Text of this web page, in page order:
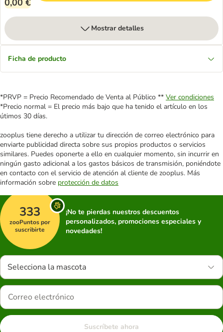
0,00 €
Mostrar detalles
Ficha de producto
*PRVP = Precio Recomendado de Venta al Público ** Ver condiciones
*Precio normal = El precio más bajo que ha tenido el artículo en los
útimos 30 días.
zooplus tiene derecho a utilizar tu dirección de correo electrónico para
enviarte publicidad directa sobre sus propios productos o servicios
similares. Puedes oponerte a ello en cualquier momento, sin incurrir en
ningún gasto adicional a los gastos básicos de transmisión, poniéndote
en contacto con el servicio de atención al cliente de zooplus. Más
información sobre protección de datos
333
zooPuntos por
suscribirte
¡No te pierdas nuestros descuentos
personalizados, promociones especiales y
novedades!
Selecciona la mascota
Suscríbete ahora